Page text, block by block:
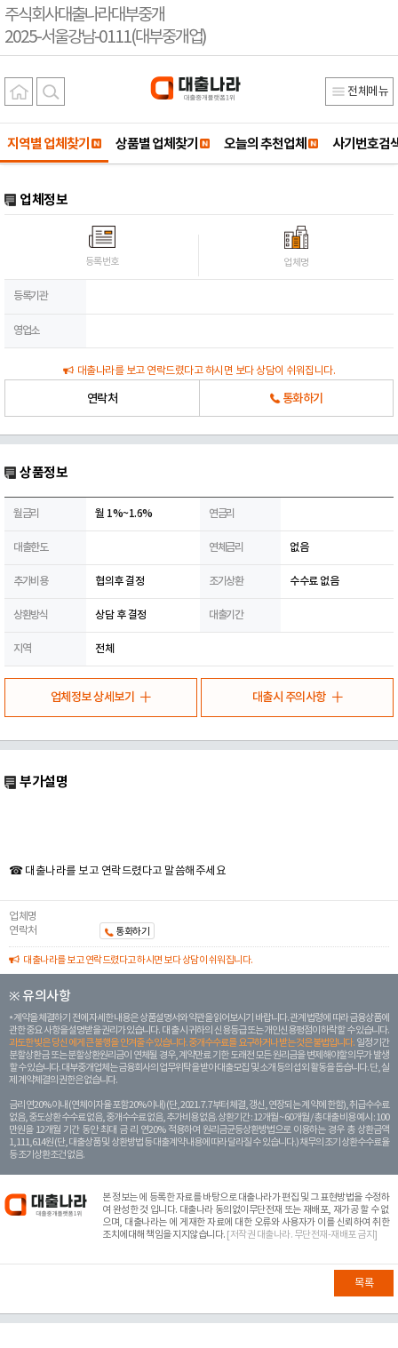
주식회사대출나라대부중개
2025-서울강남-0111(대부중개업)
전체메뉴
지역별 업체찾기 상품별 업체찾기 오늘의 추천업체 사기번호검
업체정보
등록번호 업체명
등록기관
영업소
대출나라를 보고 연락드렸다고 하시면 보다 상담이 쉬워집니다.
연락처 통화하기
상품정보
월금리 월 1%~1.6% 연금리
대출한도 연체금리 없음
추가비용 협의후 결정 조기상환 수수료 없음
상환방식 상담 후 결정 대출기간
지역 전체
업체정보 상세보기 대출시 주의사항
부가설명
☎ 대출나라를 보고 연락드렸다고 말씀해주세요
업체명
연락처
통화하기
대출나라를 보고 연락드렸다고 하시면 보다 상담이 쉬워집니다.
※ 유의사항
계약을 체결하기 전에 자세한 내용은 상품설명서와 약관을 읽어보시기 바랍니다. 관계 법령에 따라 금융상품에
관한 중요 사항을 설명받을 권리가 있습니다. 대 출 시 귀하의 신용등급 또는 개인신용평점이 하락할 수 있습니다.
과도한 빚은 당신 에게 큰 불행을 안겨줄 수 있습니다. 중개수수료를 요구하거나 받는 것은 불법입니다. 일정 기간
분할상환금 또는 분할상환원리금이 연체될 경우, 계약만료 기한 도래전 모든 원리금을 변제해야할 의무가 발생
할 수 있습니다. 대부중개업체는 금융회사의 업무위탁을 받아 대출모집 및 소개 등의 섭외 활동을 돕습니다. 단, 실
제 계약체결의 권한은 없습니다.
금리 연20% 이내 (연체이자율 포함 20% 이내) (단, 2021. 7. 7부터 체결, 갱신, 연장되는 계 약에 한함), 취급수수료
없음, 중도상환 수수료 없음, 중개수수료 없음, 추가비용 없음. 상환기간 : 12개월 ~ 60개월 / 총 대출 비용 예시 : 100
만원을 12개월 기간 동안 최대 금 리 연20% 적용하여 원리금균등상환방법으로 이용하는 경우 총 상환금액
1,111,614원 (단, 대출상품 및 상환방법 등 대출계약 내용에 따라 달라질 수 있습니다.) 채무의 조기 상환수수료율
등 조기상환조건 없음.
본 정보는에 등록한 자료를 바탕으로 대출나라가 편집 및 그 표현방법을 수정하
여 완성한 것 입니다. 대출나라 동의없이무단전재 또는 재배포, 재가공 할 수 없
으며, 대출나라는 에 게재한 자료에 대한 오류와 사용자가 이를 신뢰하여 취한
조치에대해 책임을 지지않습니다. [저작권 대출나라. 무단전재-재배포 금지]
목록